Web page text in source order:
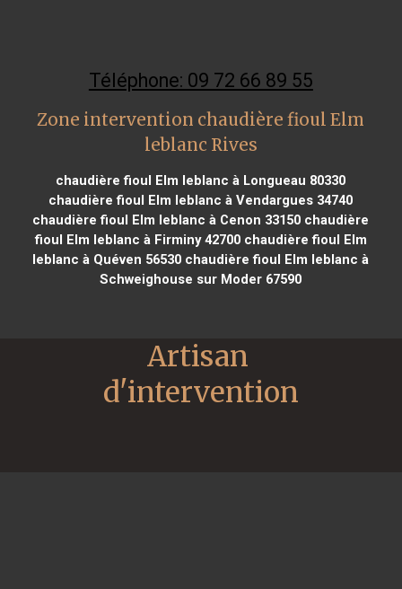
Téléphone: 09 72 66 89 55
Zone intervention chaudière fioul Elm
leblanc Rives
chaudière fioul Elm leblanc à Longueau 80330
chaudière fioul Elm leblanc à Vendargues 34740
chaudière fioul Elm leblanc à Cenon 33150 chaudière
fioul Elm leblanc à Firminy 42700chaudière fioul Elm
leblanc à Quéven 56530 chaudière fioul Elm leblanc à
Schweighouse sur Moder 67590
Artisan
d'intervention